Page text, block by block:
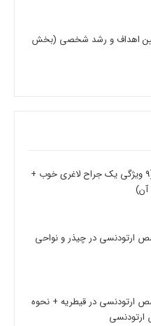
اهداف و رشد شخصی (بخش
بهترین جراح لاغری (9 ویژگی یک جراح لاغری خوب +
آن)
ارتودنسی در چیذر و نواحی
ارتودنسی در قیطریه + نحوه